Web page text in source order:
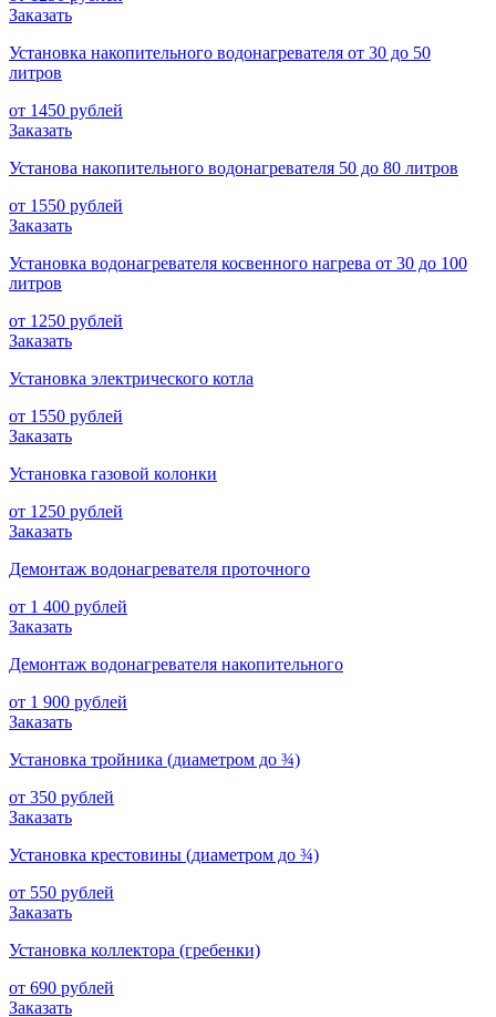
Заказать
Установка накопительного водонагревателя от 30 до 50
литров
от 1450 рублей
Заказать
Установа накопительного водонагревателя 50 до 80 литров
от 1550 рублей
Заказать
Установка водонагревателя косвенного нагрева от 30 до 100
литров
от 1250 рублей
Заказать
Установка электрического котла
от 1550 рублей
Заказать
Установка газовой колонки
от 1250 рублей
Заказать
Демонтаж водонагревателя проточного
от 1 400 рублей
Заказать
Демонтаж водонагревателя накопительного
от 1 900 рублей
Заказать
Установка тройника (диаметром до ¾)
от 350 рублей
Заказать
Установка крестовины (диаметром до ¾)
от 550 рублей
Заказать
Установка коллектора (гребенки)
от 690 рублей
Заказать